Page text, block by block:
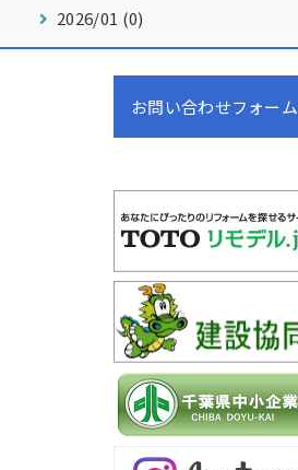
2026/01 (0)
お問い合わせフォーム